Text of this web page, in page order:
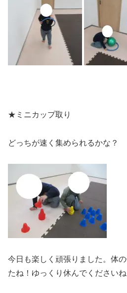
★ミニカップ取り
どっちが速く集められるかな？
今日も楽しく頑張りました。体
たね！ゆっくり休んでくださいね